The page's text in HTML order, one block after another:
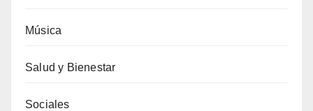
Música
Salud y Bienestar
Sociales